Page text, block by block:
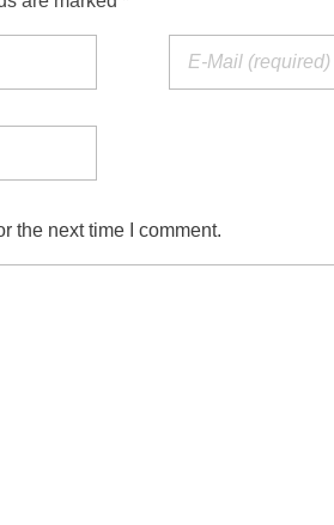
the next time I comment.